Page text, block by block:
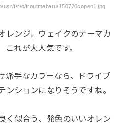
usr/t/r/o/troutmebaru/150720copen1.jpg
レンジ。ウェイクのテーマカ
これが大人気です。
派手なカラーなら、ドライブ
ンションになりそうですね。
く似合う、発色のいいオレン